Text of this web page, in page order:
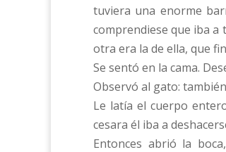
tuviera una enorme
comprendiese que iba a
otra era la de ella, que
Se sentó en la cama.
Observó al gato:
Le latía el cuerpo
cesara él iba a
Entonces abrió la